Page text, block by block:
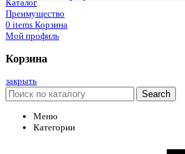
Каталог
Преимущество
0 items Корзина
Мой профиль
Корзина
закрыть
Search
Меню
Категории